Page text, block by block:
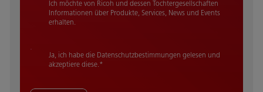
Ich möchte von Ricoh und dessen Tochtergesellschaften
Informationen über Produkte, Services, News und Events
erhalten.
Ja, ich habe die Datenschutzbestimmungen gelesen und
akzeptiere diese. *